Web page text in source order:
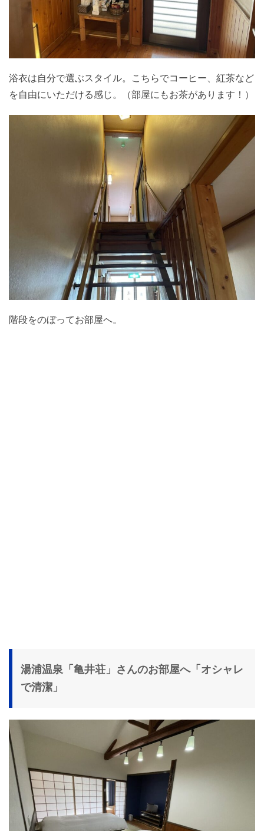
浴衣は自分で選ぶスタイル。こちらでコーヒー、紅茶など
を自由にいただける感じ。（部屋にもお茶があります！）
階段をのぼってお部屋へ。
湯浦温泉「亀井荘」さんのお部屋へ「オシャレ
で清潔」